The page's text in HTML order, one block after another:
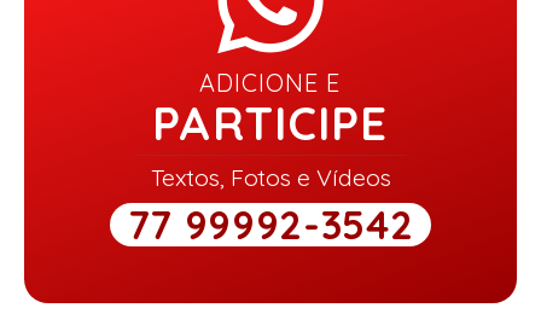
ADICIONE E
PARTICIPE
Textos, Fotos e Vídeos
77 99992-3542